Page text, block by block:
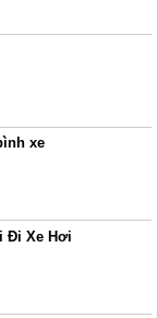
xe
Đi Xe Hơi